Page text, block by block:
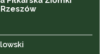
Rzeszów